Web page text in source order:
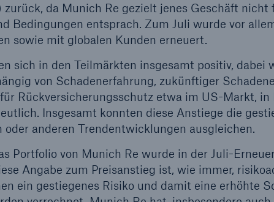
zurück, da Munich Re gezielt jenes Geschäft
Bedingungen entsprach. Zum Juli wurde vor
sowie mit globalen Kunden erneuert.
sich in den Teilmärkten insgesamt positiv, dabei
von Schadenerfahrung, zukünftiger
Rückversicherungsschutz etwa im US-Markt,
Insgesamt konnten diese Anstiege die
anderen Trendentwicklungen ausgleichen.
Portfolio von Munich Re wurde in der Juli-
Angabe zum Preisanstieg ist, wie immer,
ein gestiegenes Risiko und damit eine erhöhte